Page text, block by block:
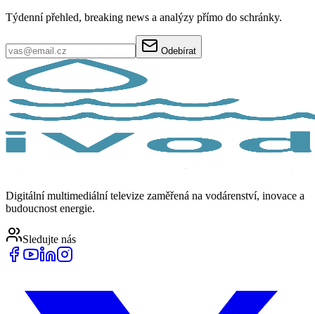
Týdenní přehled, breaking news a analýzy přímo do schránky.
Odebírat
Digitální multimediální televize zaměřená na vodárenství, inovace a
budoucnost energie.
Sledujte nás